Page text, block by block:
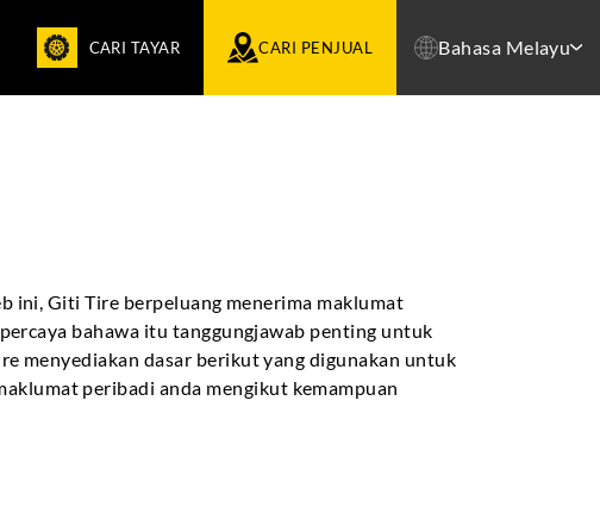
CARI TAYAR CARI PENJUAL Bahasa Melayu
ini, Giti Tire berpeluang menerima maklumat
bahawa itu tanggungjawab penting untuk
menyediakan dasar berikut yang digunakan untuk
peribadi anda mengikut kemampuan